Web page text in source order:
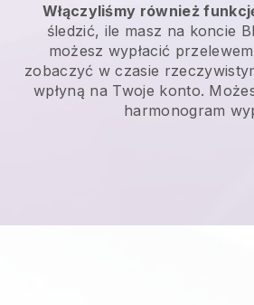
Włączyliśmy również
śledzić, ile masz na koncie
możesz wypłacić
zobaczyć w czasie
wpłyną na Twoje konto.
harmonogram